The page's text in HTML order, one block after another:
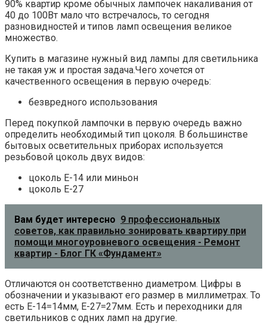
90% квартир кроме обычных лампочек накаливания от
40 до 100Вт мало что встречалось, то сегодня
разновидностей и типов ламп освещения великое
множество.
Купить в магазине нужный вид лампы для светильника
не такая уж и простая задача.Чего хочется от
качественного освещения в первую очередь:
безвредного использования
Перед покупкой лампочки в первую очередь важно
определить необходимый тип цоколя. В большинстве
бытовых осветительных приборах используется
резьбовой цоколь двух видов:
цоколь Е-14 или миньон
цоколь Е-27
Вам будет интересно 9 профессиональных
советов, как правильно зонировать квартиру при
помощи многоуровневого освещения - Ремонт
квартир - Блог ГК «Фундамент»
Отличаются он соответственно диаметром. Цифры в
обозначении и указывают его размер в миллиметрах. То
есть Е-14=14мм, Е-27=27мм. Есть и переходники для
светильников с одних ламп на другие.